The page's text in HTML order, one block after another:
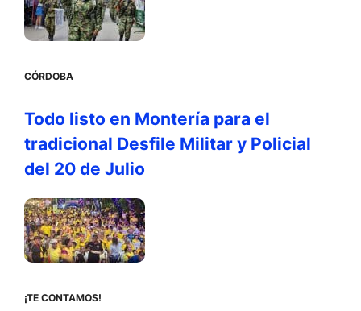
CÓRDOBA
Todo listo en Montería para el
tradicional Desfile Militar y Policial
del 20 de Julio
¡TE CONTAMOS!